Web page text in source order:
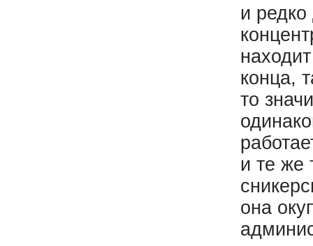
и
конца,
то
и те же
она